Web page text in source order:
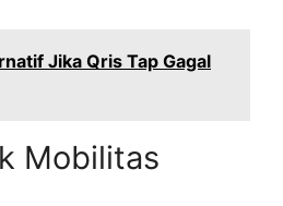
Jika Qris Tap Gagal
Mobilitas